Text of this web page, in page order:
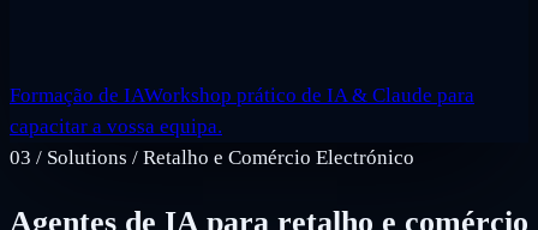
Formação de IAWorkshop prático de IA & Claude para
capacitar a vossa equipa.
03 / Solutions / Retalho e Comércio Electrónico
Agentes de IA para retalho e comércio